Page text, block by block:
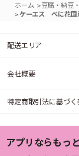
ホーム >豆腐・納豆
>ケーエス べに花国
配送エリア
会社概要
特定商取引法に基づく
アプリならもっ